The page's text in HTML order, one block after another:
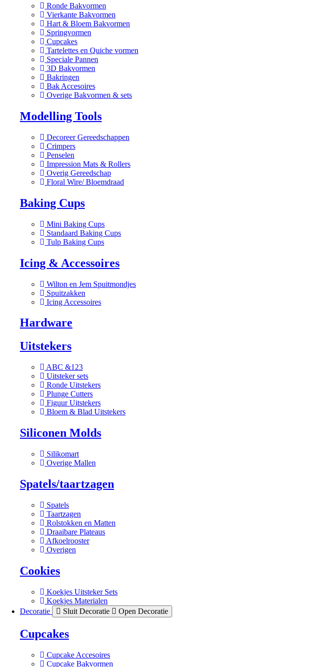
Ronde Bakvormen
Vierkante Bakvormen
Hart & Bloem Bakvormen
Springvormen
Cupcakes
Tartelettes en Quiche vormen
Speciale Pannen
3D Bakvormen
Bakringen
Bak Accesoires
Overige Bakvormen & sets
Modelling Tools
Decoreer Gereedschappen
Crimpers
Penselen
Impression Mats & Rollers
Overig Gereedschap
Floral Wire/ Bloemdraad
Baking Cups
Mini Baking Cups
Standaard Baking Cups
Tulp Baking Cups
Icing & Accessoires
Wilton en Jem Spuitmondjes
Spuitzakken
Icing Accessoires
Hardware
Uitstekers
ABC &123
Uitsteker sets
Ronde Uitstekers
Plunge Cutters
Figuur Uitstekers
Bloem & Blad Uitstekers
Siliconen Molds
Silikomart
Overige Mallen
Spatels/taartzagen
Spatels
Taartzagen
Rolstokken en Matten
Draaibare Plateaus
Afkoelrooster
Overigen
Cookies
Koekjes Uitsteker Sets
Koekjes Materialen
Decoratie
Sluit Decoratie Open Decoratie
Cupcakes
Cupcake Accesoires
Cupcake Bakvormen